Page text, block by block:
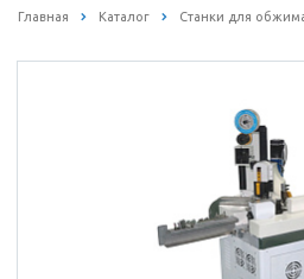
Главная Каталог Станки для